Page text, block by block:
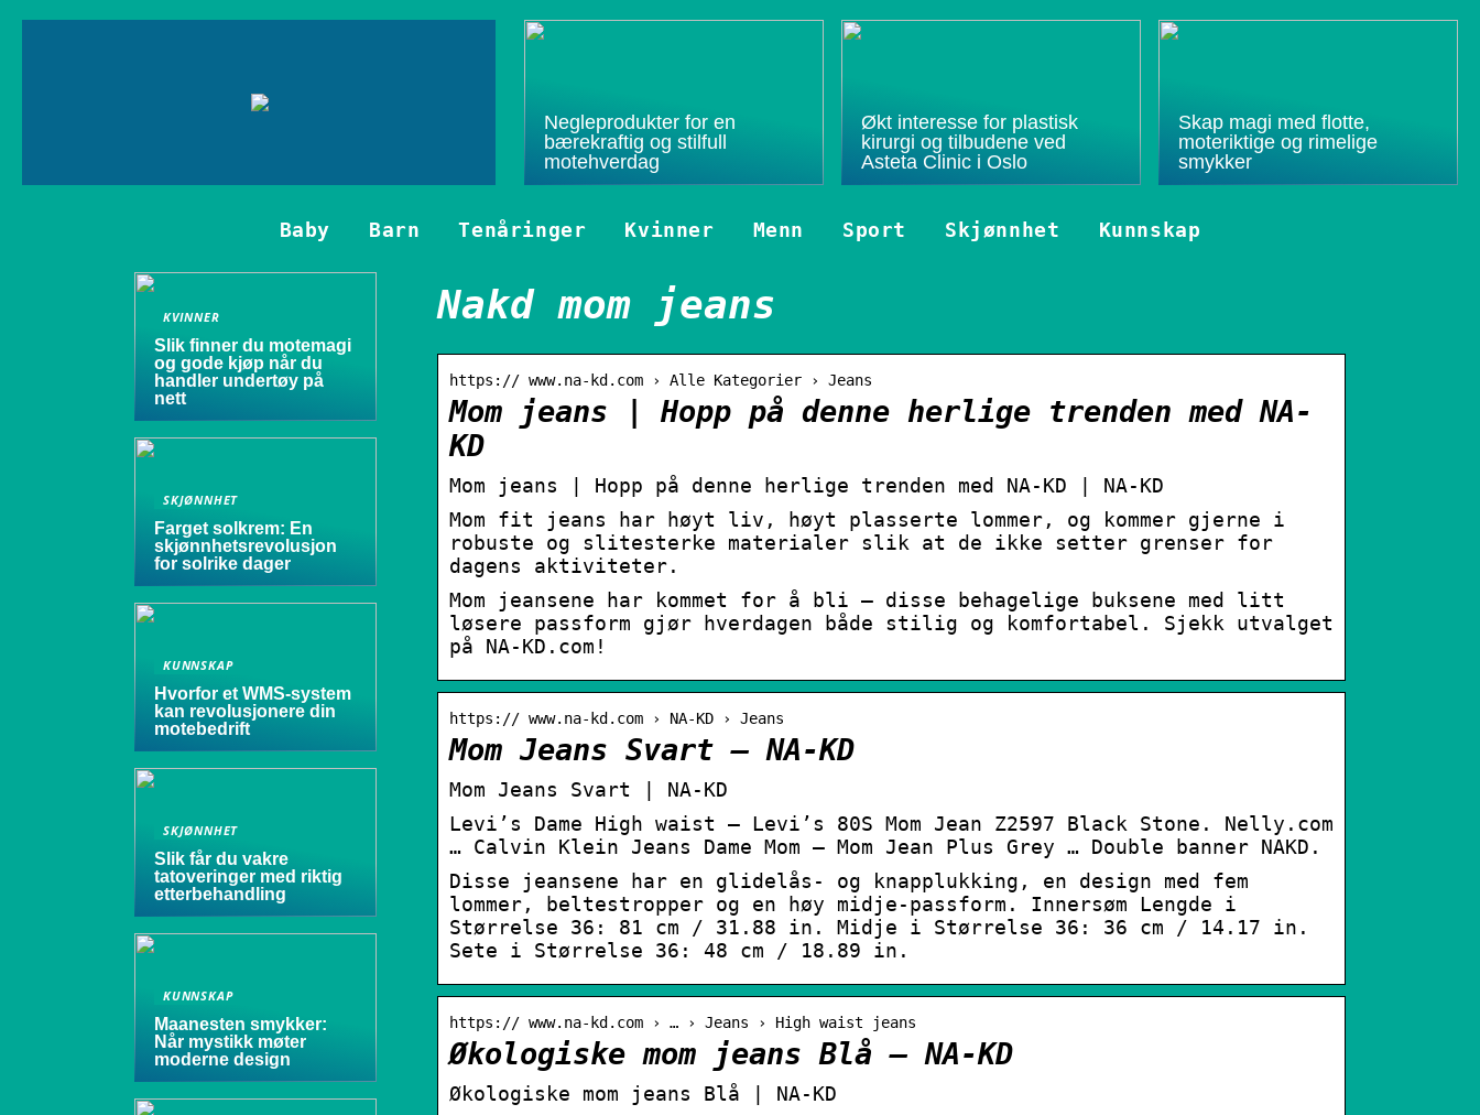
Negleprodukter for en
bærekraftig og stilfull
motehverdag
Økt interesse for plastisk
kirurgi og tilbudene ved
Asteta Clinic i Oslo
Skap magi med flotte,
moteriktige og rimelige
smykker
Baby Barn Tenåringer Kvinner Menn Sport Skjønnhet Kunnskap
Nakd mom jeans
https:// www.na-kd.com › Alle Kategorier › Jeans
Mom jeans | Hopp på denne herlige trenden med NA-
KD
Mom jeans | Hopp på denne herlige trenden med NA-KD | NA-KD
Mom fit jeans har høyt liv, høyt plasserte lommer, og kommer gjerne i
robuste og slitesterke materialer slik at de ikke setter grenser for
dagens aktiviteter.
Mom jeansene har kommet for å bli – disse behagelige buksene med litt
løsere passform gjør hverdagen både stilig og komfortabel. Sjekk utvalget
på NA-KD.com!
https:// www.na-kd.com › NA-KD › Jeans
Mom Jeans Svart – NA-KD
Mom Jeans Svart | NA-KD
Levi’s Dame High waist – Levi’s 80S Mom Jean Z2597 Black Stone. Nelly.com
… Calvin Klein Jeans Dame Mom – Mom Jean Plus Grey … Double banner NAKD.
Disse jeansene har en glidelås- og knapplukking, en design med fem
lommer, beltestropper og en høy midje-passform. Innersøm Lengde i
Størrelse 36: 81 cm / 31.88 in. Midje i Størrelse 36: 36 cm / 14.17 in.
Sete i Størrelse 36: 48 cm / 18.89 in.
https:// www.na-kd.com › … › Jeans › High waist jeans
Økologiske mom jeans Blå – NA-KD
Økologiske mom jeans Blå | NA-KD
KVINNER
Slik finner du motemagi
og gode kjøp når du
handler undertøy på
nett
SKJØNNHET
Farget solkrem: En
skjønnhetsrevolusjon
for solrike dager
KUNNSKAP
Hvorfor et WMS-system
kan revolusjonere din
motebedrift
SKJØNNHET
Slik får du vakre
tatoveringer med riktig
etterbehandling
KUNNSKAP
Maanesten smykker:
Når mystikk møter
moderne design